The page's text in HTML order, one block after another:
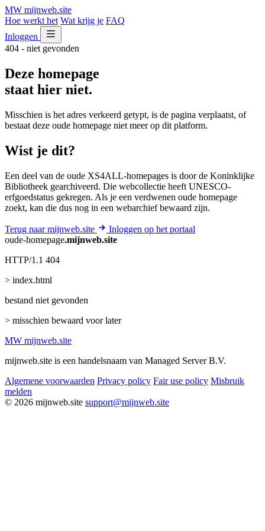
MW mijnweb.site
Hoe werkt het Wat krijg je FAQ
Inloggen
404 - niet gevonden
Deze homepage
staat hier niet.
Misschien is het adres verkeerd getypt, is de pagina verplaatst, of
bestaat deze oude homepage niet meer op dit platform.
Wist je dit?
Een deel van de oude XS4ALL-homepages is door de Koninklijke
Bibliotheek gearchiveerd. Die webcollectie heeft UNESCO-
erfgoedstatus gekregen. Als je een verdwenen oude homepage
zoekt, kan die dus nog in een webarchief bewaard zijn.
Terug naar mijnweb.site
Inloggen op het portaal
oude-homepage.mijnweb.site
HTTP/1.1 404
> index.html
bestand niet gevonden
> misschien bewaard voor later
MW mijnweb.site
mijnweb.site is een handelsnaam van Managed Server B.V.
Algemene voorwaarden Privacy policy Fair use policy Misbruik
melden
© 2026 mijnweb.site support@mijnweb.site